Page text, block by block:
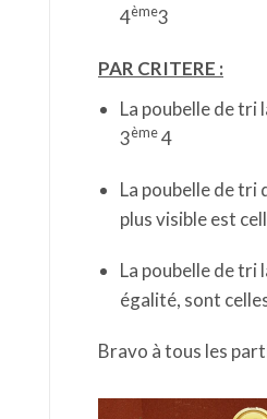
4ème3
PAR CRITERE :
La poubelle de tri
3ème4
La poubelle de tri
plus visible est
La poubelle de tri
égalité, sont
Bravo à tous les